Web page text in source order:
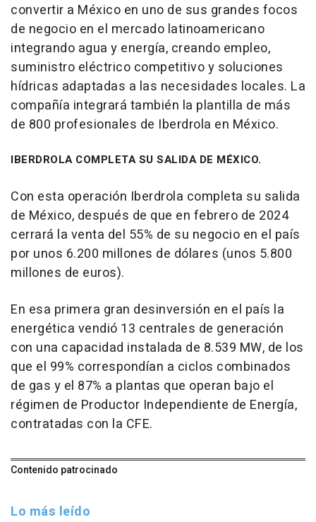
convertir a México en uno de sus grandes focos
de negocio en el mercado latinoamericano
integrando agua y energía, creando empleo,
suministro eléctrico competitivo y soluciones
hídricas adaptadas a las necesidades locales. La
compañía integrará también la plantilla de más
de 800 profesionales de Iberdrola en México.
IBERDROLA COMPLETA SU SALIDA DE MÉXICO.
Con esta operación Iberdrola completa su salida
de México, después de que en febrero de 2024
cerrará la venta del 55% de su negocio en el país
por unos 6.200 millones de dólares (unos 5.800
millones de euros).
En esa primera gran desinversión en el país la
energética vendió 13 centrales de generación
con una capacidad instalada de 8.539 MW, de los
que el 99% correspondían a ciclos combinados
de gas y el 87% a plantas que operan bajo el
régimen de Productor Independiente de Energía,
contratadas con la CFE.
Contenido patrocinado
Lo más leído